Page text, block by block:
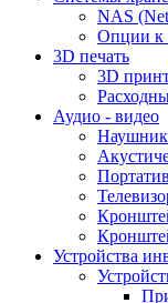
NAS
Опции к
3D печать
3D
Аудио - видео
Устройства